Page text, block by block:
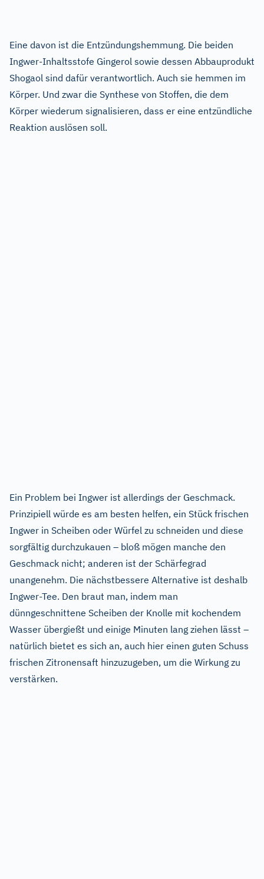
Eine davon ist die Entzündungshemmung. Die beiden
Ingwer-Inhaltsstofe Gingerol sowie dessen Abbauprodukt
Shogaol sind dafür verantwortlich. Auch sie hemmen im
Körper. Und zwar die Synthese von Stoffen, die dem
Körper wiederum signalisieren, dass er eine entzündliche
Reaktion auslösen soll.
Ein Problem bei Ingwer ist allerdings der Geschmack.
Prinzipiell würde es am besten helfen, ein Stück frischen
Ingwer in Scheiben oder Würfel zu schneiden und diese
sorgfältig durchzukauen – bloß mögen manche den
Geschmack nicht; anderen ist der Schärfegrad
unangenehm. Die nächstbessere Alternative ist deshalb
Ingwer-Tee. Den braut man, indem man
dünngeschnittene Scheiben der Knolle mit kochendem
Wasser übergießt und einige Minuten lang ziehen lässt –
natürlich bietet es sich an, auch hier einen guten Schuss
frischen Zitronensaft hinzuzugeben, um die Wirkung zu
verstärken.